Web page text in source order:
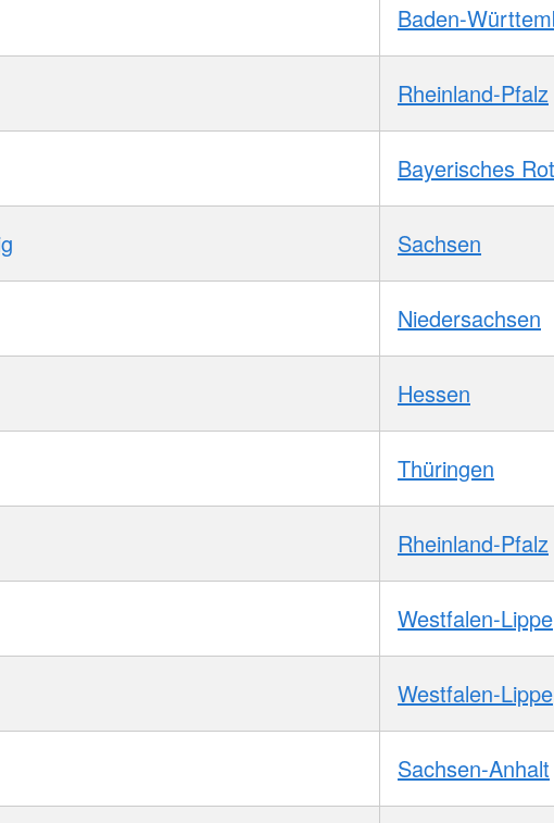
Baden-
Rheinland-Pfalz
Bayerisches
Sachsen
Niedersachsen
Hessen
Thüringen
Rheinland-Pfalz
Westfalen-Lippe
Westfalen-Lippe
Sachsen-Anhalt